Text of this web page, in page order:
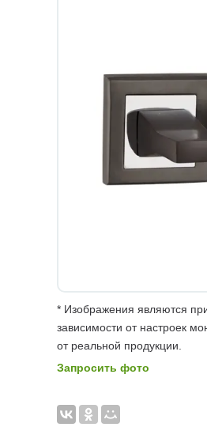
* Изображения являются
зависимости от настроек
от реальной продукции.
Запросить фото